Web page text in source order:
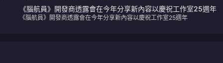
《腦航員》開發商透露會在今年分享新內容以慶祝工作室25週年
《腦航員》開發商透露會在今年分享新內容以慶祝工作室25週年